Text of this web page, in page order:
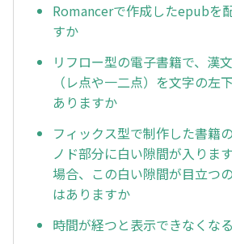
Romancerで作成したepubを
すか
リフロー型の電子書籍で、漢
（レ点や一二点）を文字の左
ありますか
フィックス型で制作した書籍
ノド部分に白い隙間が入りま
場合、この白い隙間が目立つ
はありますか
時間が経つと表示できなくな